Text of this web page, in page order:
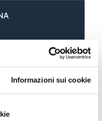
Informazioni sui cookie
06/2026
06/2026